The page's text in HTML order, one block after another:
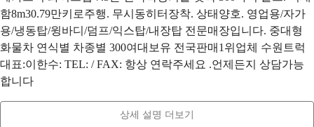
함8m30.79만키로주행. 무시동히터장착. 상태양호. 영업용/자가
용/냉동탑/윙바디/덤프/익스탑/내장탑 전문매장입니다. 중대형
화물차 연식별 차종별 300여대보유 전국판매1위업체 수원트럭
대표:이한수: TEL: / FAX: 항상 연락주세요 .언제든지 상담가능
합니다
상세 설명 더보기